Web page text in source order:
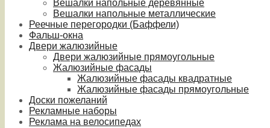
Вешалки напольные деревянные
Вешалки напольные металлические
Реечные перегородки (Баффели)
Фальш-окна
Двери жалюзийные
Двери жалюзийные прямоугольные
Жалюзийные фасады
Жалюзийные фасады квадратные
Жалюзийные фасады прямоугольные
Доски пожеланий
Рекламные наборы
Реклама на велосипедах